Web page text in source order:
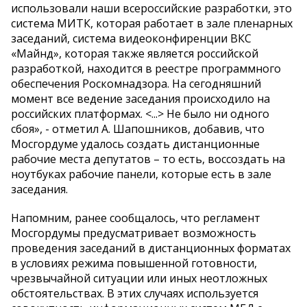
использовали наши всероссийские разработки, это
система МИТК, которая работает в зале пленарных
заседаний, система видеоконфиренции ВКС
«Майнд», которая также является российской
разработкой, находится в реестре программного
обеспечения Роскомнадзора. На сегодняшний
момент все ведение заседания происходило на
российских платформах. <...> Не было ни одного
сбоя», - отметил А. Шапошников, добавив, что
Мосгордуме удалось создать дистанционные
рабочие места депутатов – то есть, воссоздать на
ноутбуках рабочие панели, которые есть в зале
заседания.
Напомним, ранее сообщалось, что регламент
Мосгордумы предусматривает возможность
проведения заседаний в дистанционных форматах
в условиях режима повышенной готовности,
чрезвычайной ситуации или иных неотложных
обстоятельствах. В этих случаях используется